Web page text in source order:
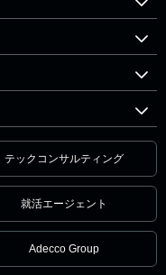
テックコンサルティング
就活エージェント
Adecco Group